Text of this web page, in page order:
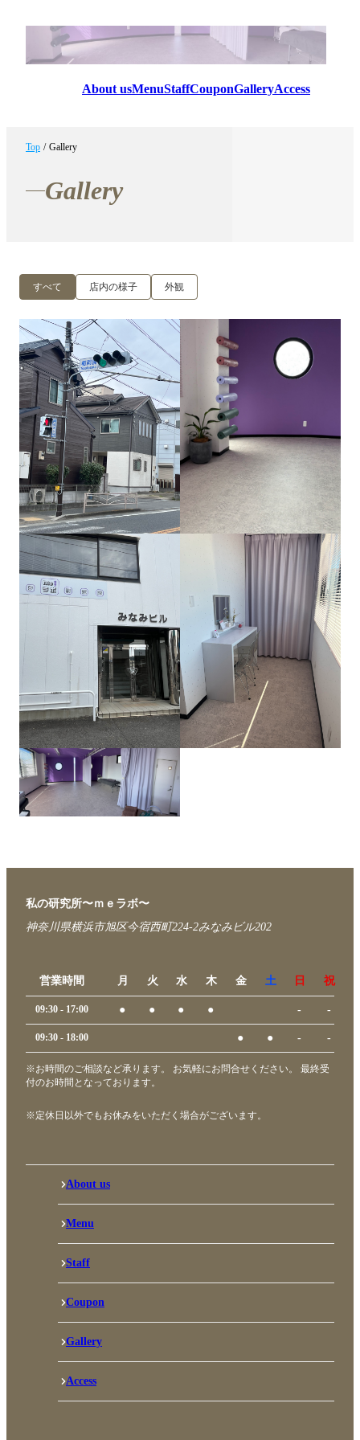
About usMenuStaffCouponGalleryAccess
Top / Gallery
Gallery
すべて 店内の様子 外観
私の研究所〜ｍｅラボ〜
神奈川県横浜市旭区今宿西町224-2みなみビル202
営業時間 月 火 水 木 金 土 日 祝
09:30 - 17:00 ● ● ● ● - -
09:30 - 18:00 ● ● - -
※お時間のご相談など承ります。 お気軽にお問合せください。 最終受
付のお時間となっております。
※定休日以外でもお休みをいただく場合がございます。
About us
Menu
Staff
Coupon
Gallery
Access